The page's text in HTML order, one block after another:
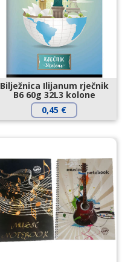
Bilježnica Ilijanum rječnik
B6 60g 32L3 kolone
0,45 €